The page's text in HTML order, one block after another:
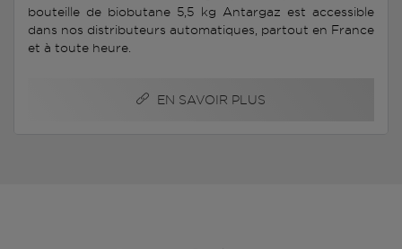
bouteille de biobutane 5,5 kg Antargaz est accessible
dans nos distributeurs automatiques, partout en France
et à toute heure.
EN SAVOIR PLUS